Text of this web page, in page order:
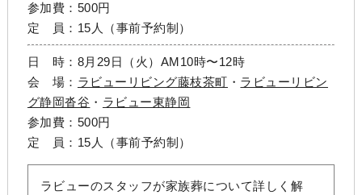
参加費：500円
定 員：15人（事前予約制）
日 時：8月29日（火）AM10時〜12時
会 場： ラビューリビング藤枝茶町 ・ ラビューリビン
グ静岡沓谷 ・ ラビュー東静岡
参加費：500円
定 員：15人（事前予約制）
ラビューのスタッフが家族葬について詳しく解